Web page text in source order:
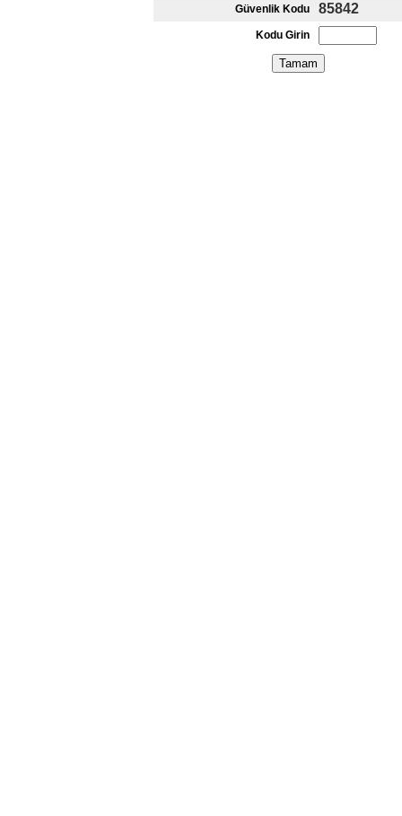
Güvenlik Kodu 85842
Kodu Girin